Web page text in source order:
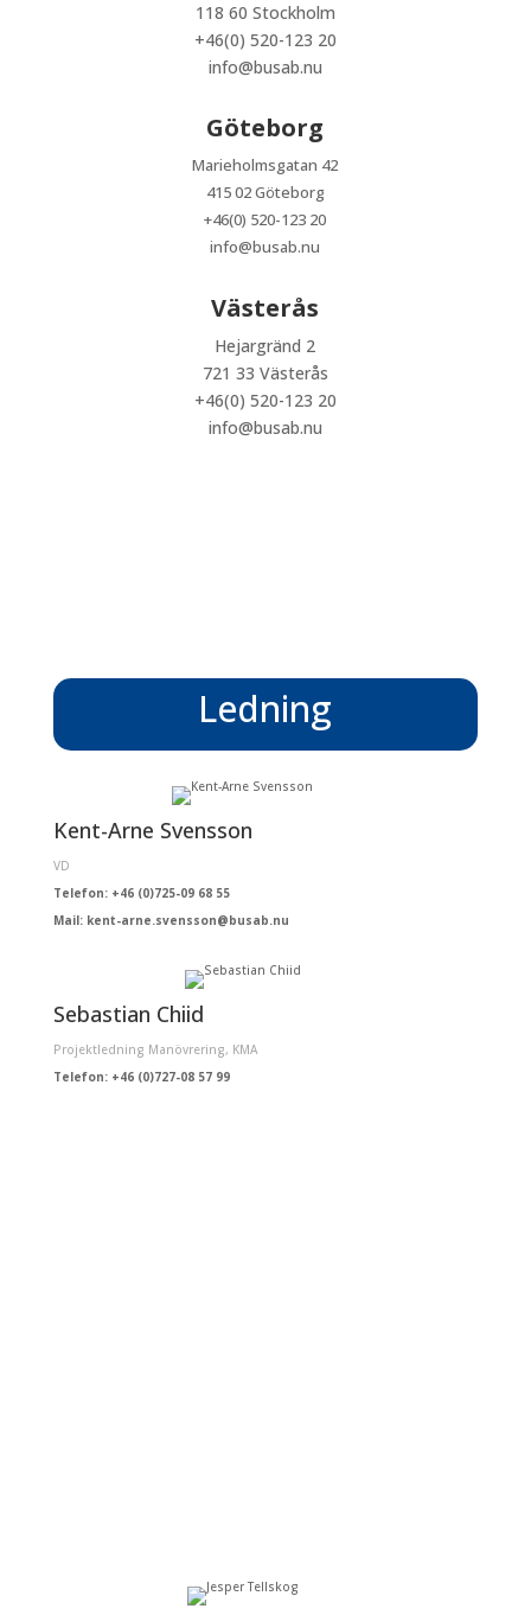
118 60 Stockholm
+46(0) 520-123 20
info@busab.nu
Göteborg
Marieholmsgatan 42
415 02 Göteborg
+46(0) 520-123 20
info@busab.nu
Västerås
Hejargränd 2
721 33 Västerås
+46(0) 520-123 20
info@busab.nu
Ledning
Kent-Arne Svensson
VD
Telefon: +46 (0)725-09 68 55
Mail: kent-arne.svensson@busab.nu
Sebastian Chiid
Projektledning Manövrering, KMA
Telefon: +46 (0)727-08 57 99